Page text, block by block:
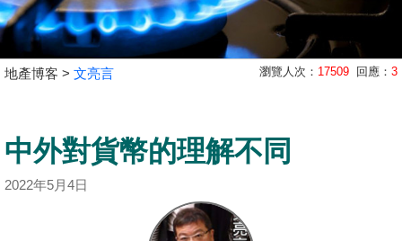
交
業
主
宅
谷
地產博客 > 文亮言 瀏覽人次： 17509 回應： 3
中外對貨幣的理解不同
2022年5月4日